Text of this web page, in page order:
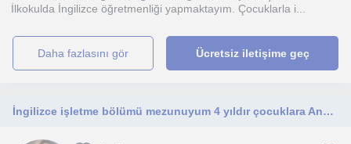
İlkokulda İngilizce öğretmenliği yapmaktayım. Çocuklarla i...
daha fazlasını gör Ücretsiz iletişime geç
İngilizce işletme bölümü mezunuyum 4 yıldır çocuklara Ankara’da hem yüz yüze hem online ders veriyorum